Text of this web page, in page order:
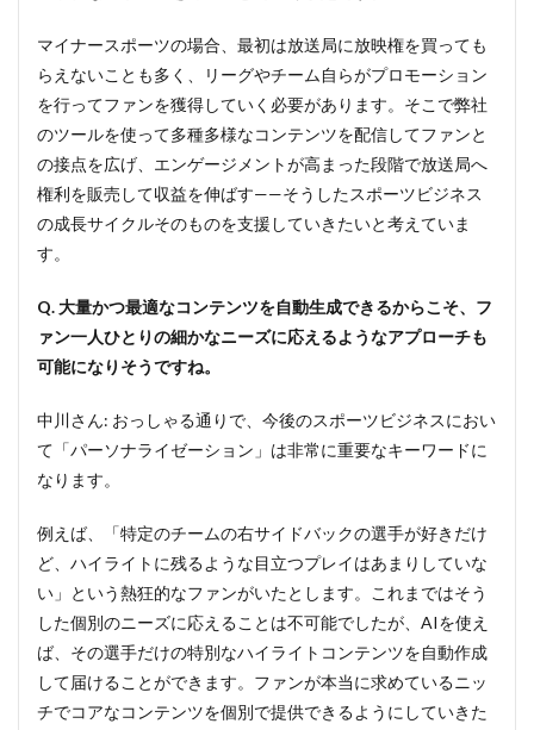
マイナースポーツの場合、最初は放送局に放映権を買っても
らえないことも多く、リーグやチーム自らがプロモーション
を行ってファンを獲得していく必要があります。そこで弊社
のツールを使って多種多様なコンテンツを配信してファンと
の接点を広げ、エンゲージメントが高まった段階で放送局へ
権利を販売して収益を伸ばす——そうしたスポーツビジネス
の成長サイクルそのものを支援していきたいと考えていま
す。
Q. 大量かつ最適なコンテンツを自動生成できるからこそ、フ
ァン一人ひとりの細かなニーズに応えるようなアプローチも
可能になりそうですね。
中川さん: おっしゃる通りで、今後のスポーツビジネスにおい
て「パーソナライゼーション」は非常に重要なキーワードに
なります。
例えば、「特定のチームの右サイドバックの選手が好きだけ
ど、ハイライトに残るような目立つプレイはあまりしていな
い」という熱狂的なファンがいたとします。これまではそう
した個別のニーズに応えることは不可能でしたが、AIを使え
ば、その選手だけの特別なハイライトコンテンツを自動作成
して届けることができます。ファンが本当に求めているニッ
チでコアなコンテンツを個別で提供できるようにしていきた